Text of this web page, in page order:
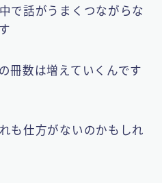
で話がうまくつながらな
冊数は増えていくんです
も仕方がないのかもしれ